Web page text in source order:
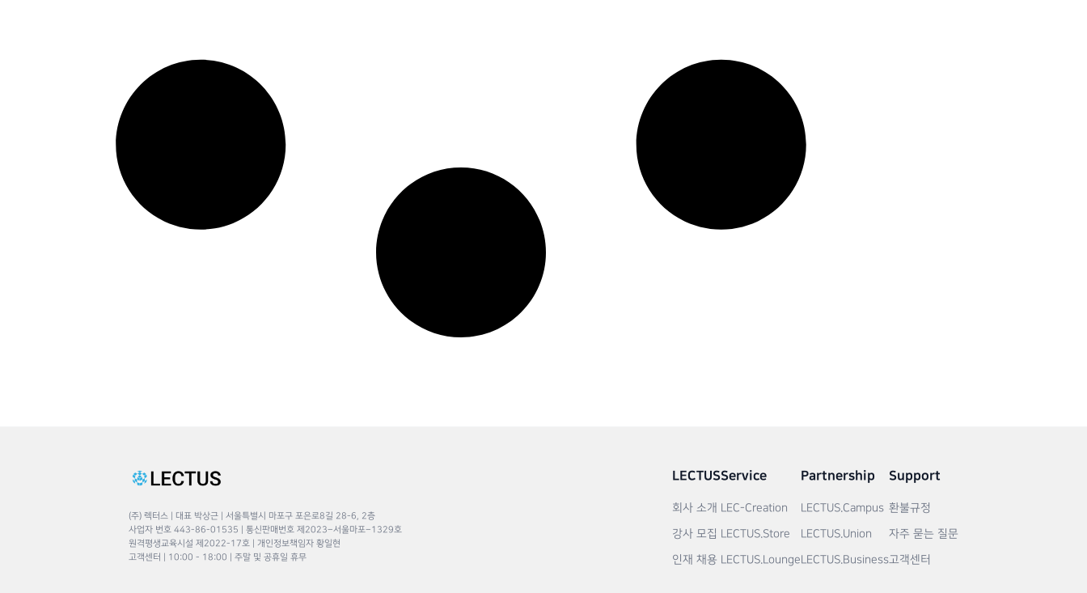
(주) 렉터스 | 대표 박상근 | 서울특별시 마포구 포은로8길 28-6, 2층
사업자 번호 443-86-01535 | 통신판매번호 제2023–서울마포–1329호
원격평생교육시설 제2022-17호 | 개인정보책임자 황일현
고객센터 | 10:00 - 18:00 | 주말 및 공휴일 휴무
LECTUS
회사 소개
강사 모집
인재 채용
Service
LEC-Creation
LECTUS.Store
LECTUS.Lounge
Partnership
LECTUS.Campus
LECTUS.Union
LECTUS.Business
Support
환불규정
자주 묻는 질문
고객센터